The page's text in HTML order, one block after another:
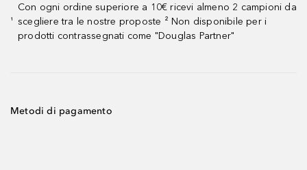
¹
Con ogni ordine superiore a 10€ ricevi almeno 2 campioni da
scegliere tra le nostre proposte ² Non disponibile per i
prodotti contrassegnati come "Douglas Partner"
Metodi di pagamento